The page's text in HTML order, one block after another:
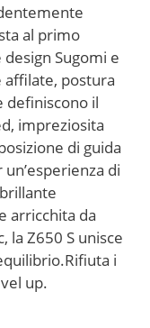
al primo
Sugomi e
affilate, postura
definiscono il
impreziosita
di guida
di
arricchita da
la Z650 S unisce
i
up.